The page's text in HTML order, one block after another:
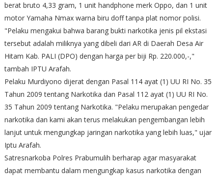
berat bruto 4,33 gram, 1 unit handphone merk Oppo, dan 1 unit
motor Yamaha Nmax warna biru doff tanpa plat nomor polisi.
"Pelaku mengakui bahwa barang bukti narkotika jenis pil ekstasi
tersebut adalah miliknya yang dibeli dari AR di Daerah Desa Air
Hitam Kab. PALI (DPO) dengan harga per biji Rp. 220.000,-,"
tambah IPTU Arafah.
Pelaku Murdiyono dijerat dengan Pasal 114 ayat (1) UU RI No. 35
Tahun 2009 tentang Narkotika dan Pasal 112 ayat (1) UU RI No.
35 Tahun 2009 tentang Narkotika. "Pelaku merupakan pengedar
narkotika dan kami akan terus melakukan pengembangan lebih
lanjut untuk mengungkap jaringan narkotika yang lebih luas," ujar
Iptu Arafah.
Satresnarkoba Polres Prabumulih berharap agar masyarakat
dapat membantu dalam mengungkap kasus narkotika dengan